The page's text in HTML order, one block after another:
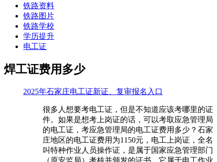
铁路资料
铁路图片
铁路学校
学历提升
电工证
焊工证费用多少
2025年石家庄电工证新证、复审报名入口
很多人想要考电工证，但是不知道应该考哪里的证
件。如果是想考上岗证的话，可以考取应急管理局
的电工证，考应急管理局的电工证费用多少？石家
庄地区的电工证费用为1150元，电工上岗证，全名
叫特种作业人员操作证，是属于国家应急管理部门
（原安监局）考核并颁发的证书。它属于电工作业